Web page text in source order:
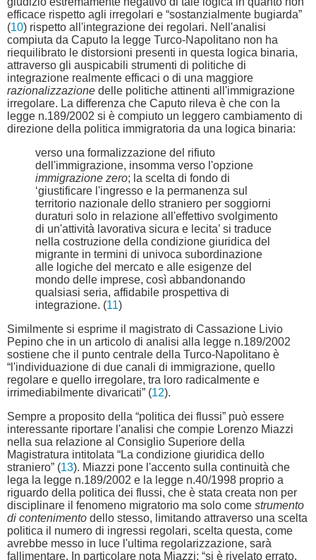
efficace rispetto agli irregolari e “sostanzialmente bugiarda”
(10) rispetto all'integrazione dei regolari. Nell'analisi
compiuta da Caputo la legge Turco-Napolitano non ha
riequilibrato le distorsioni presenti in questa logica binaria,
attraverso gli auspicabili strumenti di politiche di
integrazione realmente efficaci o di una maggiore
razionalizzazione delle politiche attinenti all'immigrazione
irregolare. La differenza che Caputo rileva è che con la
legge n.189/2002 si è compiuto un leggero cambiamento di
direzione della politica immigratoria da una logica binaria:
verso una formalizzazione del rifiuto
dell'immigrazione, insomma verso l'opzione
immigrazione zero; la scelta di fondo di
‘giustificare l'ingresso e la permanenza sul
territorio nazionale dello straniero per soggiorni
duraturi solo in relazione all'effettivo svolgimento
di un'attività lavorativa sicura e lecita’ si traduce
nella costruzione della condizione giuridica del
migrante in termini di univoca subordinazione
alle logiche del mercato e alle esigenze del
mondo delle imprese, così abbandonando
qualsiasi seria, affidabile prospettiva di
integrazione. (11)
Similmente si esprime il magistrato di Cassazione Livio
Pepino che in un articolo di analisi alla legge n.189/2002
sostiene che il punto centrale della Turco-Napolitano è
“l'individuazione di due canali di immigrazione, quello
regolare e quello irregolare, tra loro radicalmente e
irrimediabilmente divaricati” (12).
Sempre a proposito della “politica dei flussi” può essere
interessante riportare l'analisi che compie Lorenzo Miazzi
nella sua relazione al Consiglio Superiore della
Magistratura intitolata “La condizione giuridica dello
straniero” (13). Miazzi pone l'accento sulla continuità che
lega la legge n.189/2002 e la legge n.40/1998 proprio a
riguardo della politica dei flussi, che è stata creata non per
disciplinare il fenomeno migratorio ma solo come strumento
di contenimento dello stesso, limitando attraverso una scelta
politica il numero di ingressi regolari, scelta questa, come
avrebbe messo in luce l'ultima regolarizzazione, sarà
fallimentare. In particolare nota Miazzi: “si è rivelato errato,